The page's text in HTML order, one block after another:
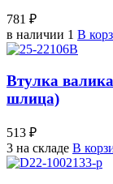
781 ₽
в наличии 1 В
Втулка
шлица)
513 ₽
3 на складе В